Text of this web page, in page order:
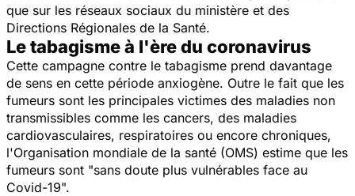
que sur les réseaux sociaux du ministère et des
Directions Régionales de la Santé.
Le tabagisme à l'ère du coronavirus
Cette campagne contre le tabagisme prend davantage
de sens en cette période anxiogène. Outre le fait que les
fumeurs sont les principales victimes des maladies non
transmissibles comme les cancers, des maladies
cardiovasculaires, respiratoires ou encore chroniques,
l'Organisation mondiale de la santé (OMS) estime que les
fumeurs sont "sans doute plus vulnérables face au
Covid-19".